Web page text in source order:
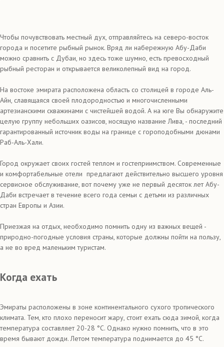
Чтобы почувствовать местный дух, отправляйтесь на северо-восток
города и посетите рыбный рынок. Вряд ли набережную Абу-Даби
можно сравнить с Дубаи, но здесь тоже шумно, есть превосходный
рыбный ресторан и открывается великолепный вид на город.
На востоке эмирата расположена область со столицей в городе Аль-
Айн, славящаяся своей плодородностью и многочисленными
артезианскими скважинами с чистейшей водой. А на юге Вы обнаружите
целую группу небольших оазисов, носящую название Лива, - последний
гарантированный источник воды на границе с гороподобными дюнами
Раб-Аль-Хали.
Город окружает своих гостей теплом и гостеприимством. Современные
и комфортабельные отели предлагают действительно высшего уровня
сервисное обслуживание, вот почему уже не первый десяток лет Абу-
Даби встречает в течение всего года семьи с детьми из различных
стран Европы и Азии.
Приезжая на отдых, необходимо помнить одну из важных вещей -
природно-погодные условия страны, которые должны пойти на пользу,
а не во вред маленьким туристам.
Когда ехать
Эмираты расположены в зоне континентального сухого тропического
климата. Тем, кто плохо переносит жару, стоит ехать сюда зимой, когда
температура составляет 20-28 °С. Однако нужно помнить, что в это
время бывают дожди. Летом температура поднимается до 45 °С.